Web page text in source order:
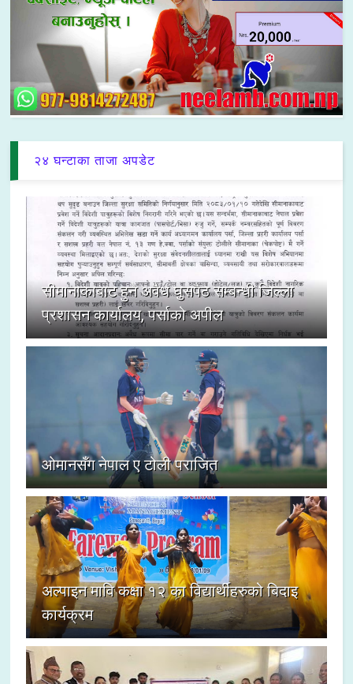
२४ घन्टाका ताजा अपडेट
सीमानाकाबाट हुने अवैध घुसपैठ सम्बन्धी जिल्ला
प्रशासन कार्यालय, पर्साको अपील
ओमानसँग नेपाल ए टोली पराजित
अल्पाइन मावि कक्षा १२ का विद्यार्थीहरुको बिदाइ
कार्यक्रम